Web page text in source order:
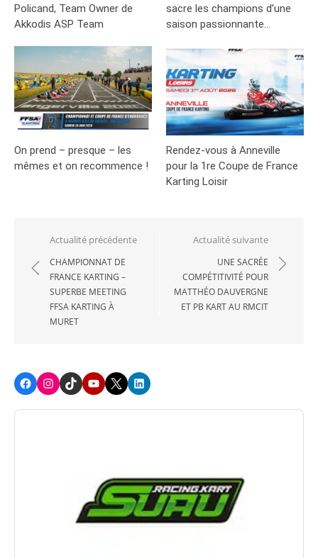
Policand, Team Owner de
Akkodis ASP Team
sacre les champions d’une
saison passionnante…
On prend – presque – les
mêmes et on recommence !
Rendez-vous à Anneville
pour la 1re Coupe de France
Karting Loisir
Navigation
de
l’article
Actualité précédente
CHAMPIONNAT DE
FRANCE KARTING –
SUPERBE MEETING
FFSA KARTING À
MURET
Actualité suivante
UNE SACRÉE
COMPÉTITIVITÉ POUR
MATTHÉO DAUVERGNE
ET PB KART AU RMCIT
FacebookInstagram
TikTokYoutube
X LinkedIn